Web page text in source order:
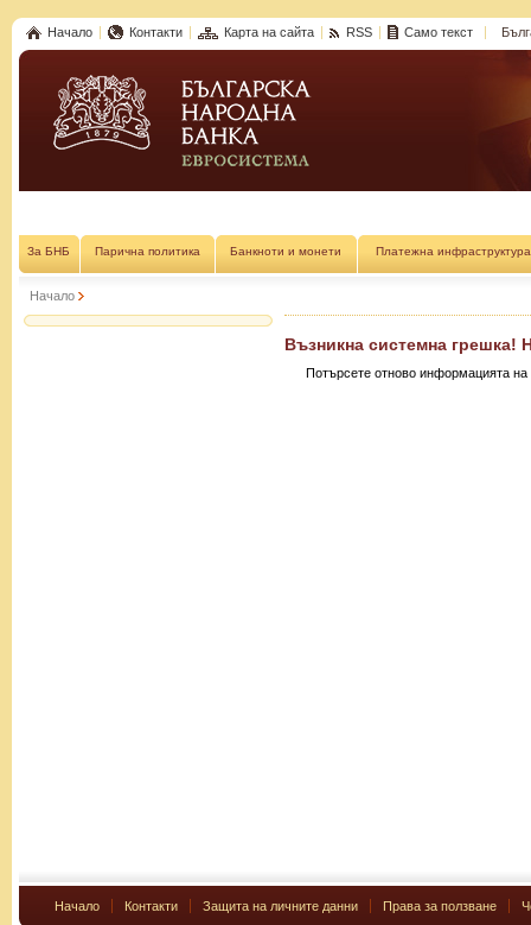
Начало Контакти Карта на сайта RSS Само текст
За БНБ Парична политика Банкноти и монети Платежна инфраструктура
Начало
Възникна системна грешка!
Потърсете отново информацията на
Начало Контакти Защита на личните данни Права за ползване